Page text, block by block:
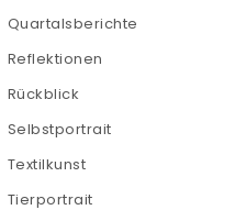
Quartalsberichte
Reflektionen
Rückblick
Selbstportrait
Textilkunst
Tierportrait